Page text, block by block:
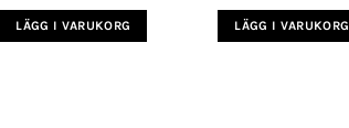
LÄGG I VARUKORG LÄGG I VARUKORG